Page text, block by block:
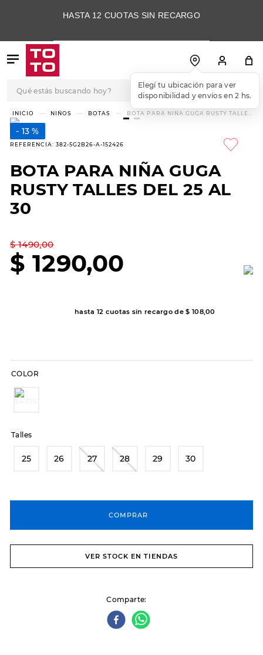
HASTA 12 CUOTAS SIN RECARGO
Elegí tu ubicación para ver
disponibilidad y envíos en 2 hs.
NIÑOS BOTAS
BOTA PARA NIÑA GUGA RUSTY TALLES
DEL 25 AL 30
13 %
REFERENCIA: 382-5G2B26-A-152426
BOTA PARA NIÑA GUGA
RUSTY TALLES DEL 25 AL
30
$ 1490,00
$ 1290,00
hasta 12 cuotas sin recargo de$ 108,00
COLOR
Talles
25 26 27 28 29 30
COMPRAR
VER STOCK EN TIENDAS
Comparte
TÉRMINOS MÁS
BUSCADOS
.
skechers slip-ins